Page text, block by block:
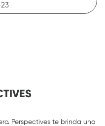
Perspectives te brinda una